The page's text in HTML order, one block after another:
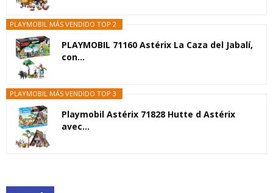
PLAYMOBIL MÁS VENDIDO TOP 2
PLAYMOBIL 71160 Astérix La Caza del Jabalí,
con...
PLAYMOBIL MÁS VENDIDO TOP 3
Playmobil Astérix 71828 Hutte d Astérix
avec...